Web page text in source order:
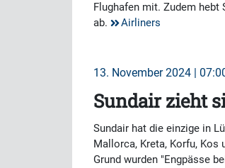
Flughafen mit. Zudem
ab.
Airliners
13. November 2024 |
Sundair zieht
Sundair hat die einzige in
Mallorca, Kreta, Korfu, Kos
Grund wurden "Engpässe